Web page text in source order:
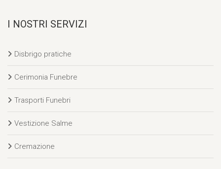
I NOSTRI SERVIZI
Disbrigo pratiche
Cerimonia Funebre
Trasporti Funebri
Vestizione Salme
Cremazione